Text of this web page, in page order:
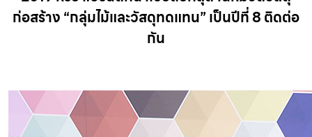
ก่อสร้าง “กลุ่มไม้และวัสดุทดแทน” เป็นปีที่ 8 ติดต่อ
กัน